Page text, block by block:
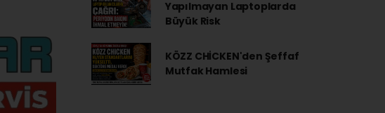
Yapılmayan Laptoplarda
Büyük Risk
KÖZZ CHİCKEN'den Şeffaf
Mutfak Hamlesi